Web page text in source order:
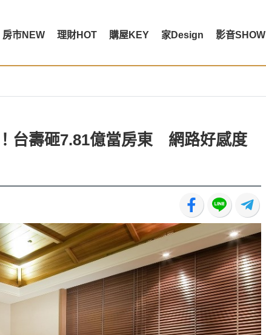
房市NEW 理財HOT 購屋KEY 家Design 影音SHOW
台壽砸7.81億當房東 網路好感度